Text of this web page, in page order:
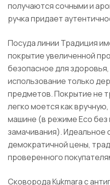
получаются сочными и
ручка придает
Посуда линии Традиция
покрытие увеличенной
безопасное для
использование только
предметов. Покрытие не
легко моется как
машине (в режиме Eco без
замачивания). Идеальное
демократичной цены,
проверенного
Сковорода Kukmara с